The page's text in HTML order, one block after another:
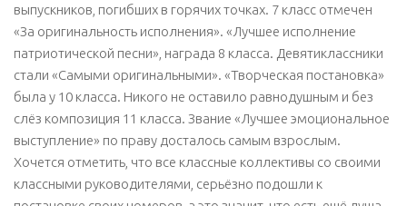
выпускников, погибших в горячих точках. 7 класс отмечен
«За оригинальность исполнения». «Лучшее исполнение
патриотической песни», награда 8 класса. Девятиклассники
стали «Самыми оригинальными». «Творческая постановка»
была у 10 класса. Никого не оставило равнодушным и без
слёз композиция 11 класса. Звание «Лучшее эмоциональное
выступление» по праву досталось самым взрослым.
Хочется отметить, что все классные коллективы со своими
классными руководителями, серьёзно подошли к